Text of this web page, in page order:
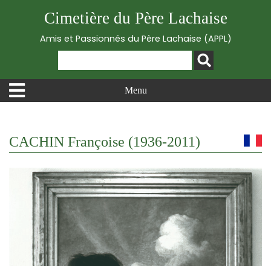
Cimetière du Père Lachaise
Amis et Passionnés du Père Lachaise (APPL)
Menu
CACHIN Françoise (1936-2011)